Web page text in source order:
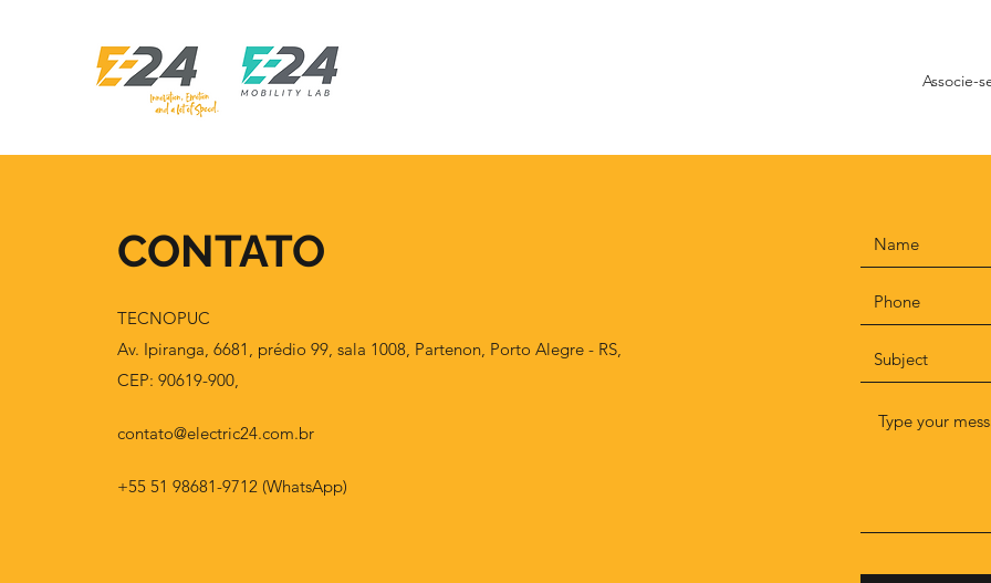
Associe-
CONTATO
TECNOPUC
Av. Ipiranga, 6681, prédio 99, sala 1008, Partenon, Porto Alegre - RS,
CEP: 90619-900,
contato@electric24.com.br
+55 51 98681-9712 (WhatsApp)